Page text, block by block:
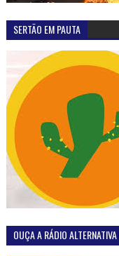
SERTÃO EM PAUTA
OUÇA A RÁDIO